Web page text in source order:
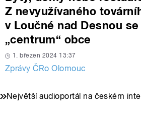
Z nevyužívaného
v Loučné nad Desnou
„centrum“ obce
1. březen 2024 13:37
Zprávy ČRo Olomouc
Největší audioportál na českém